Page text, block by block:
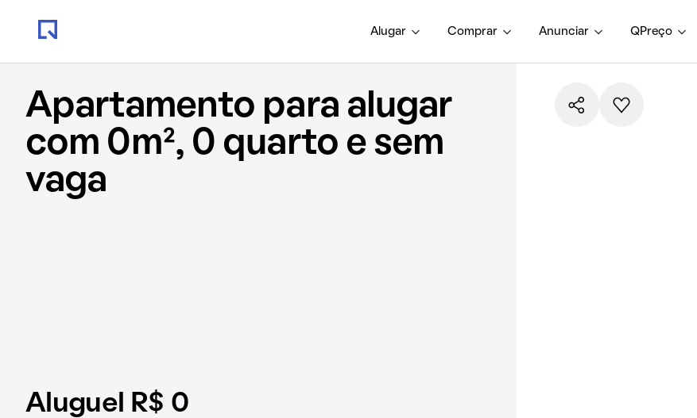
Alugar Comprar Anunciar QPreço
Apartamento para alugar
com 0m², 0 quarto e sem
vaga
Aluguel R$ 0